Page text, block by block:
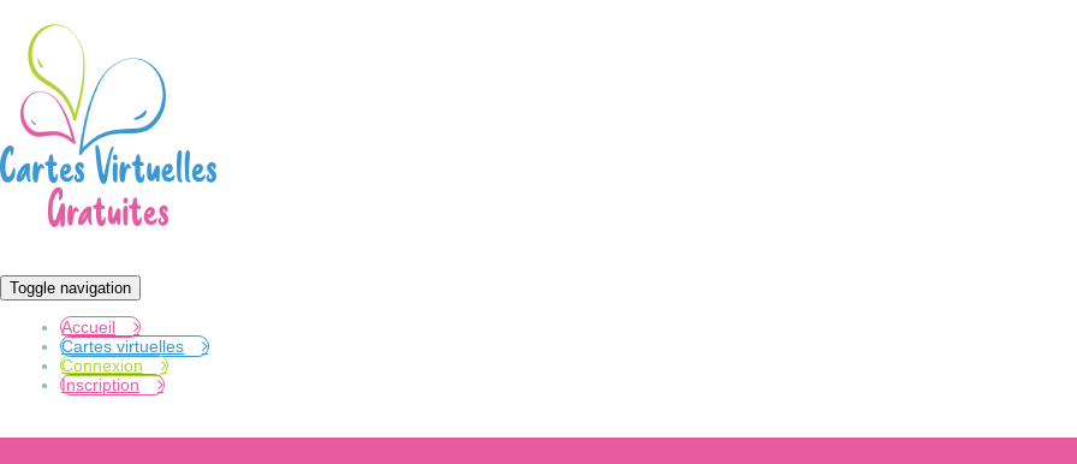
Toggle navigation
Accueil
Cartes virtuelles
Connexion
Inscription